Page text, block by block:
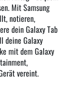
Mit Samsung
notieren,
dein Galaxy Tab
deine Galaxy
mit dem Galaxy
vereint.